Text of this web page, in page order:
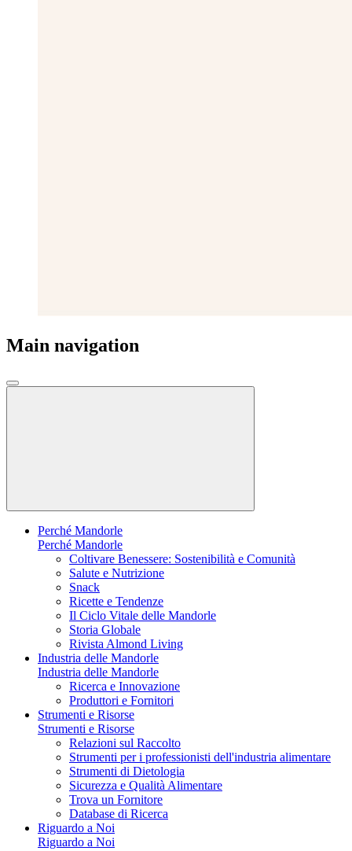
Main navigation
Perché Mandorle
Perché Mandorle
Coltivare Benessere: Sostenibilità e Comunità
Salute e Nutrizione
Snack
Ricette e Tendenze
Il Ciclo Vitale delle Mandorle
Storia Globale
Rivista Almond Living
Industria delle Mandorle
Industria delle Mandorle
Ricerca e Innovazione
Produttori e Fornitori
Strumenti e Risorse
Strumenti e Risorse
Relazioni sul Raccolto
Strumenti per i professionisti dell'industria alimentare
Strumenti di Dietologia
Sicurezza e Qualità Alimentare
Trova un Fornitore
Database di Ricerca
Riguardo a Noi
Riguardo a Noi